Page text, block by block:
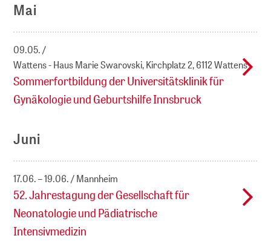
Mai
09.05.
Wattens - Haus Marie Swarovski, Kirchplatz 2, 6112 Wattens
Sommerfortbildung der Universitätsklinik für
Gynäkologie und Geburtshilfe Innsbruck
Juni
17.06. – 19.06. Mannheim
52. Jahrestagung der Gesellschaft für
Neonatologie und Pädiatrische
Intensivmedizin